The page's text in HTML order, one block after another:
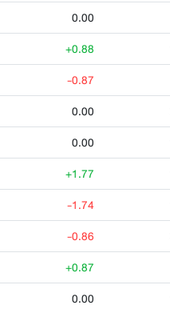
0.00
+0.88
-0.87
0.00
0.00
+1.77
-1.74
-0.86
+0.87
0.00